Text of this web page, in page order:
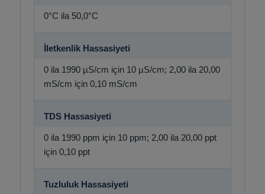
0°C ila 50,0°C
İletkenlik Hassasiyeti
0 ila 1990 µS/cm için 10 µS/cm; 2,00 ila 20,00
mS/cm için 0,10 mS/cm
TDS Hassasiyeti
0 ila 1990 ppm için 10 ppm; 2,00 ila 20,00 ppt
için 0,10 ppt
Tuzluluk Hassasiyeti